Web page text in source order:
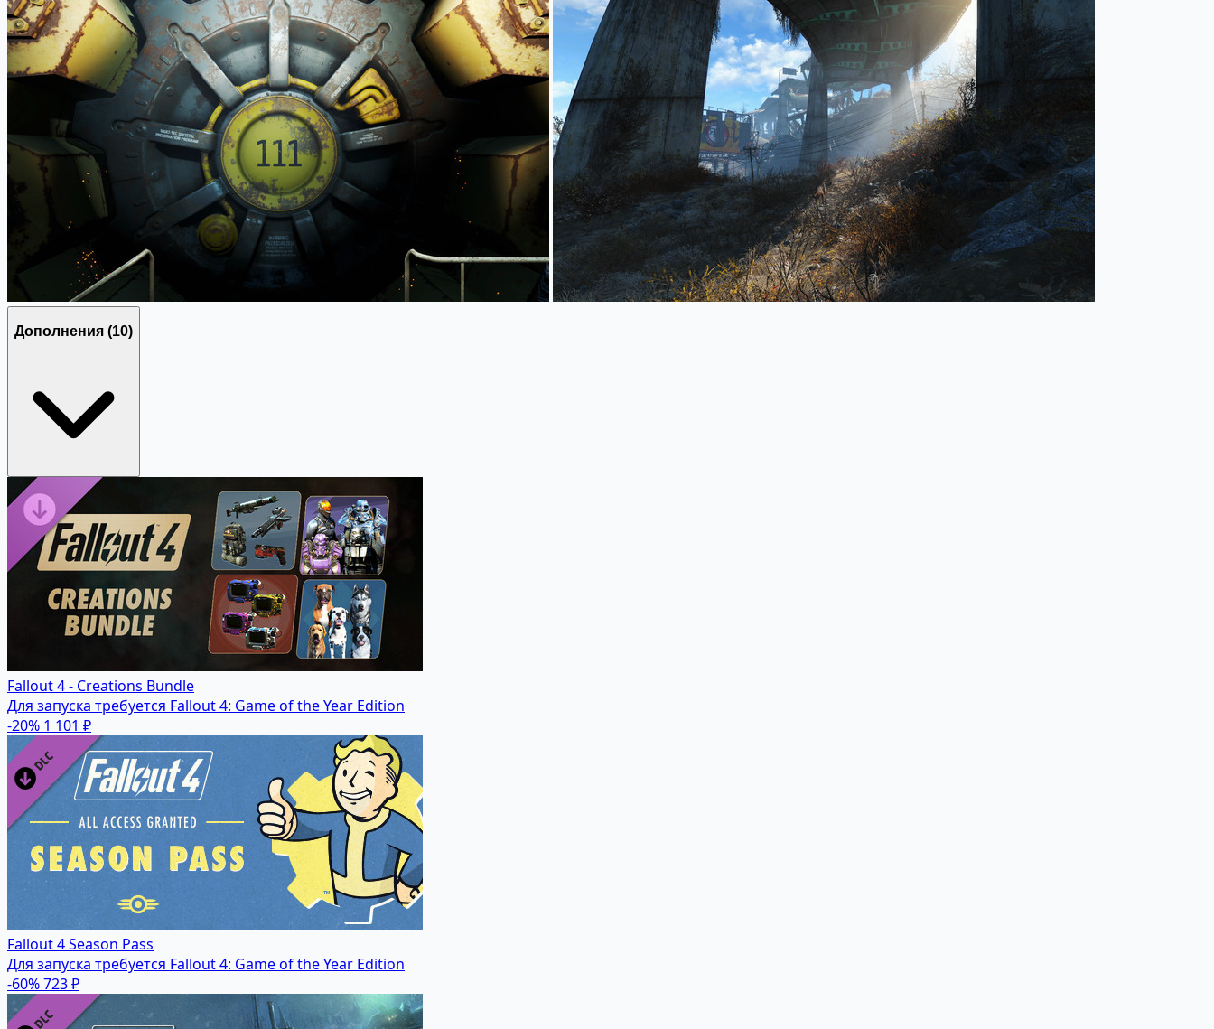
Дополнения (10)
Fallout 4 - Creations Bundle
Для запуска требуется Fallout 4: Game of the Year Edition
-20% 1 101 ₽
Fallout 4 Season Pass
Для запуска требуется Fallout 4: Game of the Year Edition
-60%723 ₽